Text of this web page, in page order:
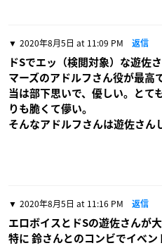
2020年8月5日 at 11:09 PM 返信
ドSでエッ（検閲対象）な遊佐
マーズのアドルフさん役が最高
当は部下思いで、優しい。とて
りも脆くて儚い。
そんなアドルフさんは遊佐さん
2020年8月5日 at 11:16 PM 返信
エロボイスとドSの遊佐さんが
特に 鈴さんとのコンビでイベ